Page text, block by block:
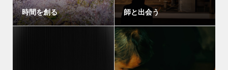
時間を創る 師と出会う